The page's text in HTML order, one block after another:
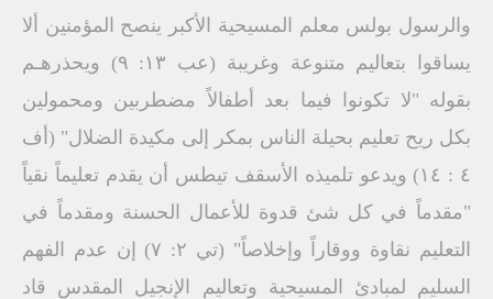
والرسول بولس معلم المسيحية الأكبر ينصح المؤمنين ألا
يساقوا بتعاليم متنوعة وغريبة (عب ۱۳: ۹) ويحذرهـم
بقوله "لا تكونوا فيما بعد أطفالاً مضطربين ومحمولين
بكل ريح تعليم بحيلة الناس بمكر إلى مكيدة الضلال" (أف
٤ : ١٤) ويدعو تلميذه الأسقف تيطس أن يقدم تعليماً نقياً
"مقدماً في كل شئ قدوة للأعمال الحسنة ومقدماً في
التعليم نقاوة ووقاراً وإخلاصاً" (تي ۲: ۷) إن عدم الفهم
السليم لمبادئ المسيحية وتعاليم الإنجيل المقدس قاد